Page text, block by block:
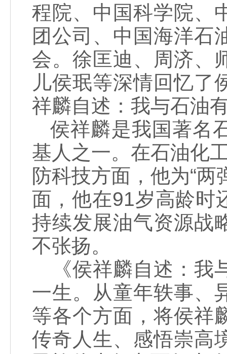
程院、中国科学院、
团公司、中国海洋石
会。徐匡迪、周济、
儿侯珉等深情回忆了
祥麟自述：我与石油
侯祥麟是我国著名
基人之一。在石油化
防科技方面，他为“
面，他在91岁高龄时
持续发展油气资源
不张扬。
《侯祥麟自述：我
一生。从童年轶事、
等各个方面，将侯祥
传奇人生、感悟崇高